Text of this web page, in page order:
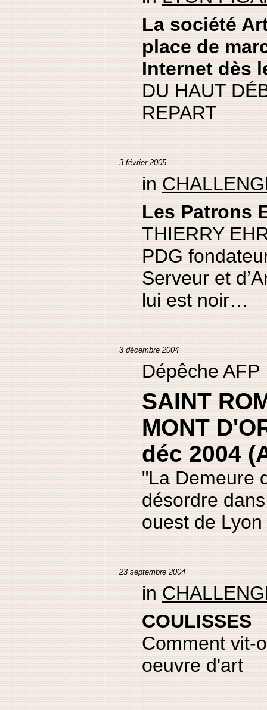
La société
place de
Internet dès
DU HAUT
REPART
3 février 2005
in
Les Patrons
THIERRY
PDG
Serveur et
lui est noir…
3 décembre 2004
Dépêche AFP
SAINT
MONT
déc 2004
"La Demeure
désordre
ouest de Lyon
23 septembre 2004
in
COULISSES
Comment vit-
oeuvre d'art